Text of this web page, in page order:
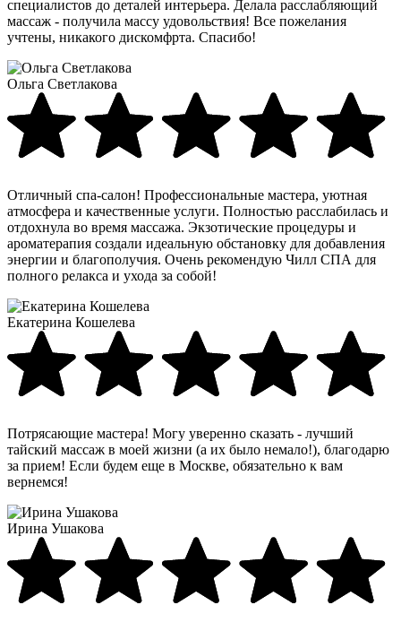
специалистов до деталей интерьера. Делала расслабляющий
массаж - получила массу удовольствия! Все пожелания
учтены, никакого дискомфрта. Спасибо!
Ольга Светлакова
Отличный спа-салон! Профессиональные мастера, уютная
атмосфера и качественные услуги. Полностью расслабилась и
отдохнула во время массажа. Экзотические процедуры и
ароматерапия создали идеальную обстановку для добавления
энергии и благополучия. Очень рекомендую Чилл СПА для
полного релакса и ухода за собой!
Екатерина Кошелева
Потрясающие мастера! Могу уверенно сказать - лучший
тайский массаж в моей жизни (а их было немало!), благодарю
за прием! Если будем еще в Москве, обязательно к вам
вернемся!
Ирина Ушакова